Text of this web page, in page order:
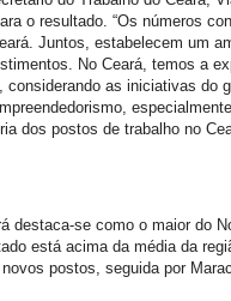
o resultado. “Os números
Juntos, estabelecem um
No Ceará, temos a
as iniciativas do
dos postos de trabalho no
destaca-se como o maior do
está acima da média da
postos, seguida por